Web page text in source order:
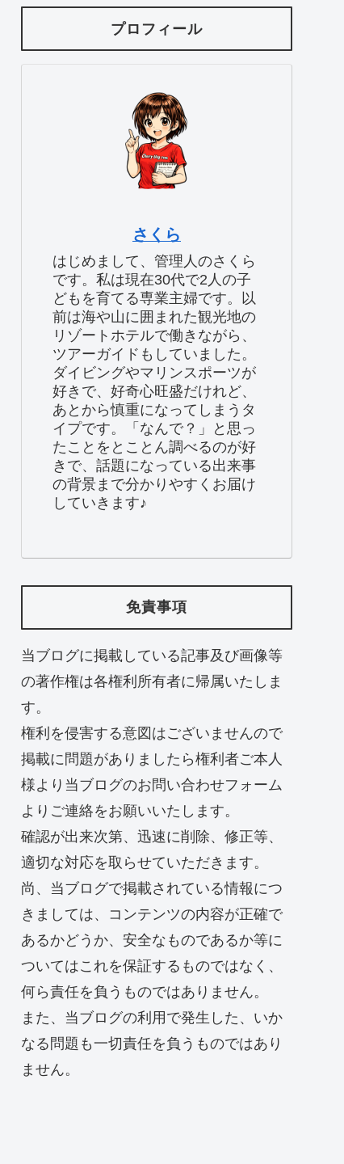
プロフィール
さくら
はじめまして、管理人のさくら
です。私は現在30代で2人の子
どもを育てる専業主婦です。以
前は海や山に囲まれた観光地の
リゾートホテルで働きながら、
ツアーガイドもしていました。
ダイビングやマリンスポーツが
好きで、好奇心旺盛だけれど、
あとから慎重になってしまうタ
イプです。「なんで？」と思っ
たことをとことん調べるのが好
きで、話題になっている出来事
の背景まで分かりやすくお届け
していきます♪
免責事項
当ブログに掲載している記事及び画像等
の著作権は各権利所有者に帰属いたしま
す。
権利を侵害する意図はございませんので
掲載に問題がありましたら権利者ご本人
様より当ブログのお問い合わせフォーム
よりご連絡をお願いいたします。
確認が出来次第、迅速に削除、修正等、
適切な対応を取らせていただきます。
尚、当ブログで掲載されている情報につ
きましては、コンテンツの内容が正確で
あるかどうか、安全なものであるか等に
ついてはこれを保証するものではなく、
何ら責任を負うものではありません。
また、当ブログの利用で発生した、いか
なる問題も一切責任を負うものではあり
ません。